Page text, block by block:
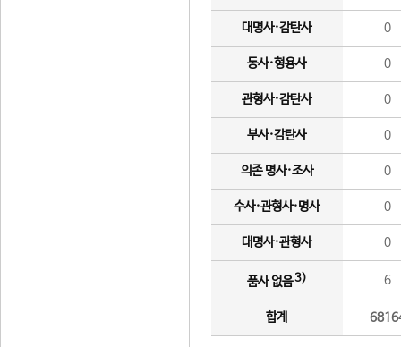
대명사·감탄사 0
동사·형용사 0
관형사·감탄사 0
부사·감탄사 0
의존 명사·조사 0
수사·관형사·명사 0
대명사·관형사 0
품사 없음3) 6
합계